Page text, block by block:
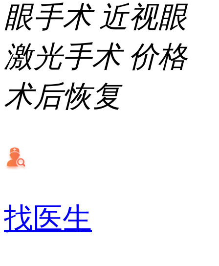
眼手术 近视眼
激光手术 价格
术后恢复
找医生